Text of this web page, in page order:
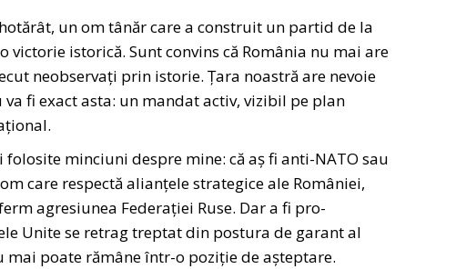
un om tânăr care a construit un partid de la
victorie istorică. Sunt convins că România nu mai are
neobservați prin istorie. Țara noastră are nevoie
fi exact asta: un mandat activ, vizibil pe plan
minciuni despre mine: că aș fi anti-NATO sau
care respectă alianțele strategice ale României,
agresiunea Federației Ruse. Dar a fi pro-
Unite se retrag treptat din postura de garant al
poate rămâne într-o poziție de așteptare.